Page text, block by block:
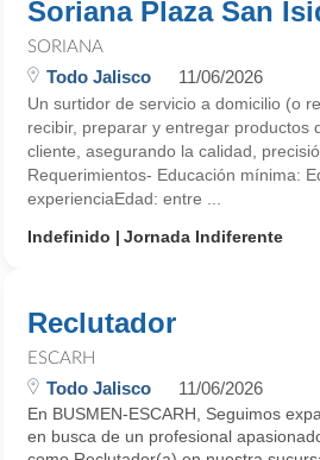
Soriana Plaza San
SORIANA
Todo Jalisco 11/06/2026
Un surtidor de servicio a domicilio (o
recibir, preparar y entregar productos
cliente, asegurando la calidad,
Requerimientos- Educación mínima:
experienciaEdad: entre ...
Indefinido
Jornada Indiferente
Reclutador
ESCARH
Todo Jalisco 11/06/2026
En BUSMEN-ESCARH, Seguimos
en busca de un profesional